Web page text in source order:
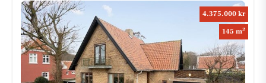
4.375.000 kr
145 m2